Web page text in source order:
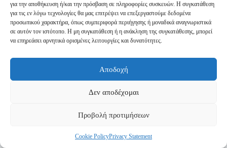
για την αποθήκευση ή/και την πρόσβαση σε πληροφορίες συσκευών. Η συγκατάθεση
για τις εν λόγω τεχνολογίες θα μας επιτρέψει να επεξεργαστούμε δεδομένα
προσωπικού χαρακτήρα, όπως συμπεριφορά περιήγησης ή μοναδικά αναγνωριστικά
σε αυτόν τον ιστότοπο. Η μη συγκατάθεση ή η ανάκληση της συγκατάθεσης, μπορεί
να επηρεάσει αρνητικά ορισμένες λειτουργίες και δυνατότητες.
Αποδοχή
Δεν αποδέχομαι
Προβολή προτιμήσεων
Cookie PolicyPrivacy Statement
Πολιτική Απορρήτου
Τρόποι Αποστολής
Τρόποι Πληρωμής